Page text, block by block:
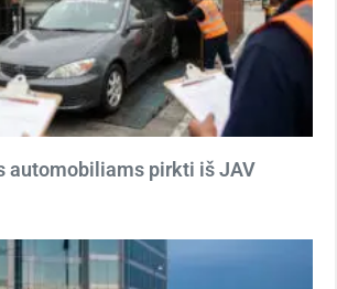
automobiliams pirkti iš JAV